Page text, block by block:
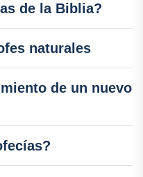
de la Biblia?
naturales
de un nuevo